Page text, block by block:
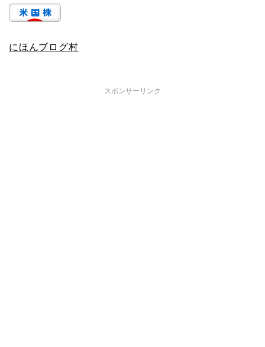
にほんブログ村
スポンサーリンク